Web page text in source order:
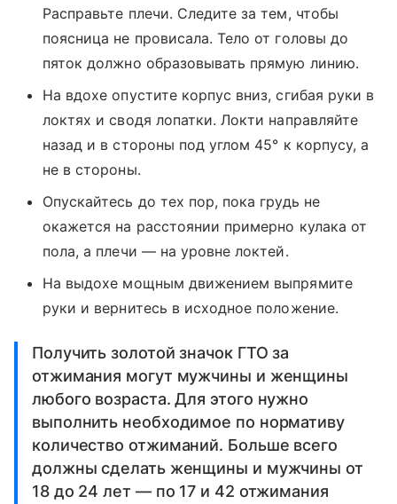
Расправьте плечи. Следите за тем, чтобы
поясница не провисала. Тело от головы до
пяток должно образовывать прямую линию.
На вдохе опустите корпус вниз, сгибая руки в
локтях и сводя лопатки. Локти направляйте
назад и в стороны под углом 45° к корпусу, а
не в стороны.
Опускайтесь до тех пор, пока грудь не
окажется на расстоянии примерно кулака от
пола, а плечи — на уровне локтей.
На выдохе мощным движением выпрямите
руки и вернитесь в исходное положение.
Получить золотой значок ГТО за
отжимания могут мужчины и женщины
любого возраста. Для этого нужно
выполнить необходимое по нормативу
количество отжиманий. Больше всего
должны сделать женщины и мужчины от
18 до 24 лет — по 17 и 42 отжимания